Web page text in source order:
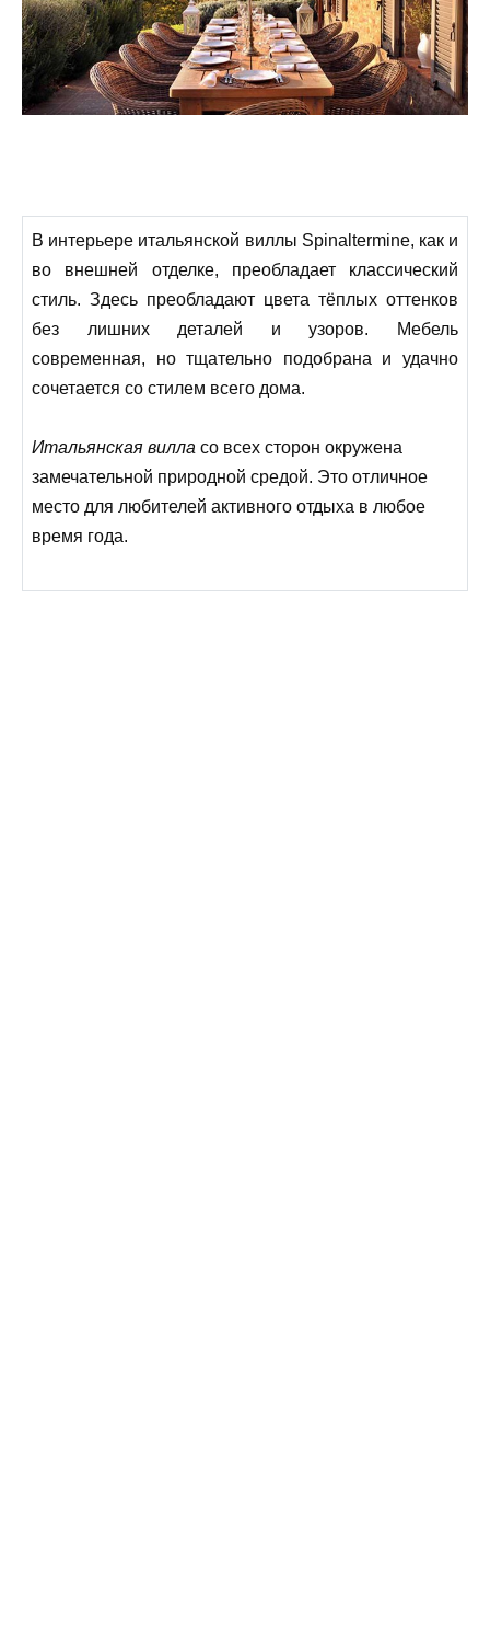
В интерьере итальянской виллы Spinaltermine, как и
во внешней отделке, преобладает классический
стиль. Здесь преобладают цвета тёплых оттенков
без лишних деталей и узоров. Мебель
современная, но тщательно подобрана и удачно
сочетается со стилем всего дома.
Итальянская вилла со всех сторон окружена
замечательной природной средой. Это отличное
место для любителей активного отдыха в любое
время года.